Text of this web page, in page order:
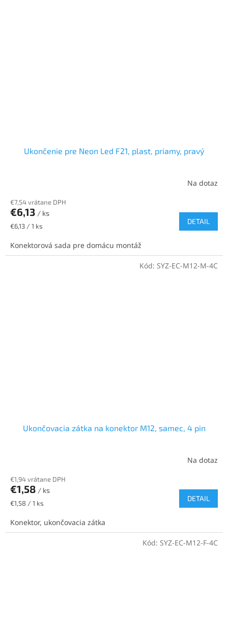
Ukončenie pre Neon Led F21, plast, priamy, pravý
Na dotaz
€7,54 vrátane DPH
€6,13 / ks
Jednotková
€6,13 / 1 ks
DETAIL
Konektorová sada pre domácu montáž
Ukončovacia zátka na konektor M12, samec, 4 pin
Na dotaz
€1,94 vrátane DPH
€1,58 / ks
Jednotková
€1,58 / 1 ks
DETAIL
Konektor, ukončovacia zátka
Kód: SYZ-EC-M12-M-4C
Kód: SYZ-EC-M12-F-4C